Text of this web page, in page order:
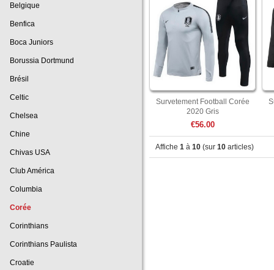
Belgique
Benfica
Boca Juniors
Borussia Dortmund
Brésil
Celtic
Chelsea
Chine
Chivas USA
Club América
Columbia
Corée
Corinthians
Corinthians Paulista
Croatie
Survetement Football Corée
2020 Gris
€56.00
Affiche 1 à 10 (sur 10 articles)